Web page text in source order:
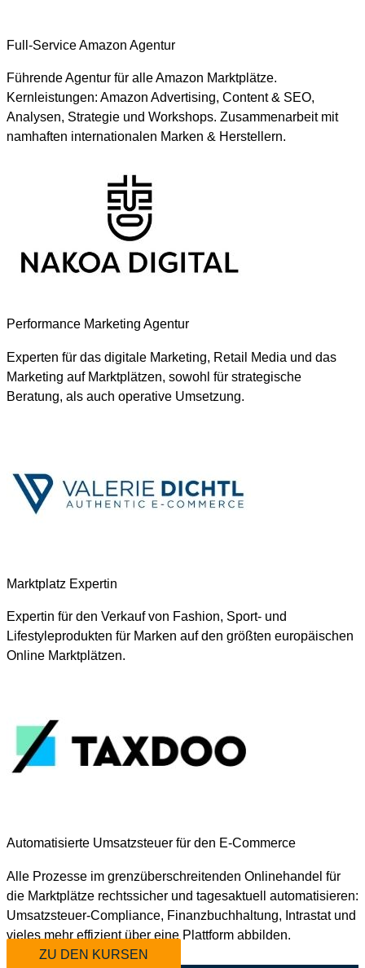
Full-Service Amazon Agentur
Führende Agentur für alle Amazon Marktplätze.
Kernleistungen: Amazon Advertising, Content & SEO,
Analysen, Strategie und Workshops. Zusammenarbeit mit
namhaften internationalen Marken & Herstellern.
Performance Marketing Agentur
Experten für das digitale Marketing, Retail Media und das
Marketing auf Marktplätzen, sowohl für strategische
Beratung, als auch operative Umsetzung.
Marktplatz Expertin
Expertin für den Verkauf von Fashion, Sport- und
Lifestyleprodukten für Marken auf den größten europäischen
Online Marktplätzen.
Automatisierte Umsatzsteuer für den E-Commerce
Alle Prozesse im grenzüberschreitenden Onlinehandel für
die Marktplätze rechtssicher und tagesaktuell automatisieren:
Umsatzsteuer-Compliance, Finanzbuchhaltung, Intrastat und
vieles mehr effizient über eine Plattform abbilden.
ZU DEN KURSEN